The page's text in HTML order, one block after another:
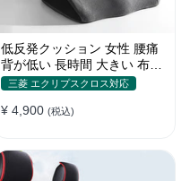
低反発クッション 女性 腰痛
背が低い 長時間 大きい 布団
おしゃれ 運転 疲労回復
三菱 エクリプスクロス対応
¥ 4,900 (税込)